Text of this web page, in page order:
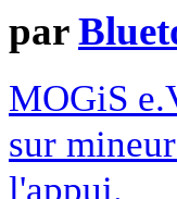
par
MOGiS
sur
l'appui.